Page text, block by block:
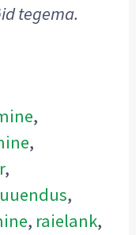
tegema.
,
,
,
,
, raielank,